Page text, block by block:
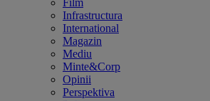
Film
Infrastructura
International
Magazin
Mediu
Minte&Corp
Opinii
Perspektiva